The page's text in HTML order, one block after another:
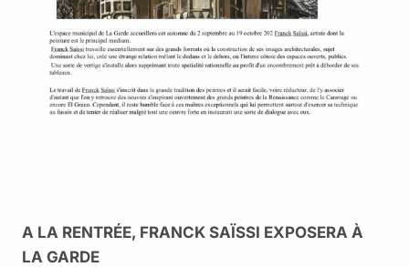
A LA RENTRÉE, FRANCK SAÏSSI EXPOSERA À
LA GARDE